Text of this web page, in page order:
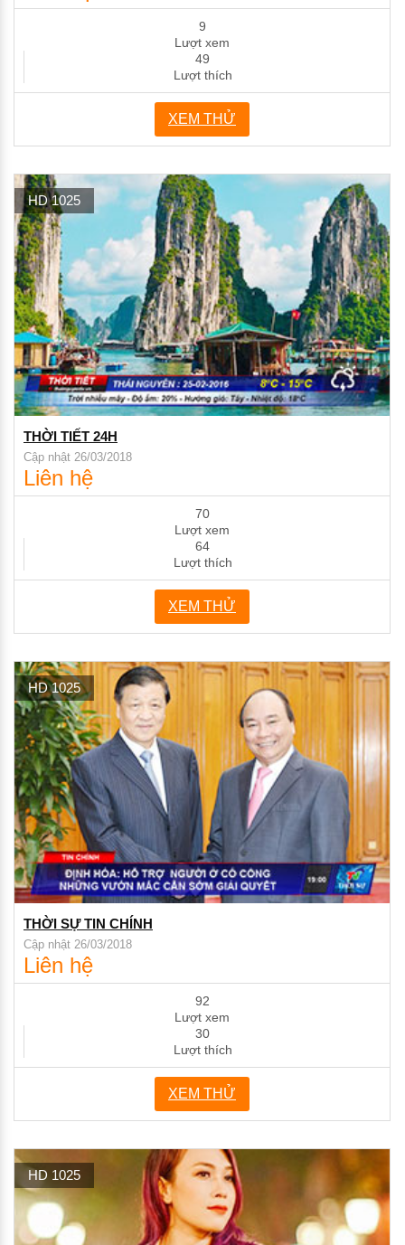
9
Lượt xem
49
Lượt thích
XEM THỬ
HD 1025
THỜI TIẾT 24H
Cập nhật 26/03/2018
Liên hệ
70
Lượt xem
64
Lượt thích
XEM THỬ
HD 1025
THỜI SỰ TIN CHÍNH
Cập nhật 26/03/2018
Liên hệ
92
Lượt xem
30
Lượt thích
XEM THỬ
HD 1025